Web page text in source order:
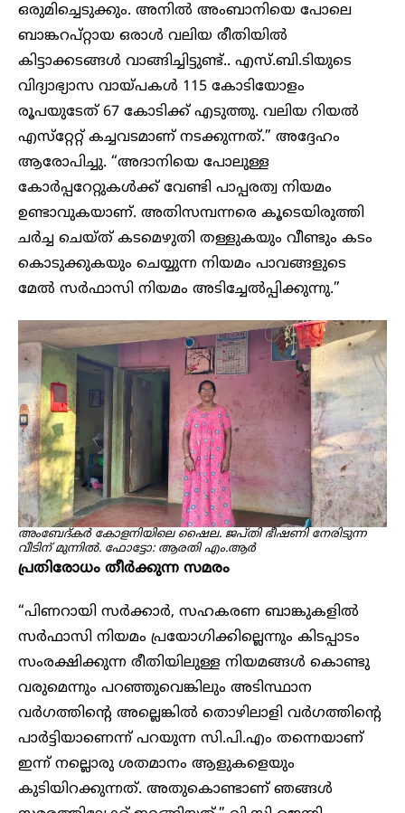
ഒരുമിച്ചെടുക്കും. അനിൽ അംബാനിയെ പോലെ
ബാങ്കറപ്റ്റായ ഒരാൾ വലിയ രീതിയിൽ
കിട്ടാക്കടങ്ങൾ വാങ്ങിച്ചിട്ടുണ്ട്.. എസ്.ബി.ടിയുടെ
വിദ്യാഭ്യാസ വായ്പകൾ 115 കോടിയോളം
രൂപയുടേത് 67 കോടിക്ക് എടുത്തു. വലിയ റിയൽ
എസ്‌റ്റേറ്റ് കച്ചവടമാണ് നടക്കുന്നത്.” അദ്ദേഹം
ആരോപിച്ചു. “അദാനിയെ പോലുള്ള
കോർപ്പറേറ്റുകൾക്ക് വേണ്ടി പാപ്പരത്വ നിയമം
ഉണ്ടാവുകയാണ്. അതിസമ്പന്നരെ കൂടെയിരുത്തി
ചർച്ച ചെയ്ത് കടമെഴുതി തള്ളുകയും വീണ്ടും കടം
കൊടുക്കുകയും ചെയ്യുന്ന നിയമം പാവങ്ങളുടെ
മേൽ സർഫാസി നിയമം അടിച്ചേൽപ്പിക്കുന്നു.”
അംബേദ്കർ കോളനിയിലെ ഷൈല. ജപ്തി ഭീഷണി നേരിടുന്ന
വീടിന്മുന്നിൽ. ഫോട്ടോ: ആരതി എം.ആർ
പ്രതിരോധം തീർക്കുന്ന സമരം
“പിണറായി സർക്കാർ, സഹകരണ ബാങ്കുകളിൽ
സർഫാസി നിയമം പ്രയോഗിക്കില്ലെന്നും കിടപ്പാടം
സംരക്ഷിക്കുന്ന രീതിയിലുള്ള നിയമങ്ങൾ കൊണ്ടു
വരുമെന്നും പറഞ്ഞുവെങ്കിലും അടിസ്ഥാന
വർഗത്തിന്റെ അല്ലെങ്കിൽ തൊഴിലാളി വർഗത്തിന്റെ
പാർട്ടിയാണെന്ന് പറയുന്ന സി.പി.എം തന്നെയാണ്
ഇന്ന് നല്ലൊരു ശതമാനം ആളുകളെയും
കുടിയിറക്കുന്നത്. അതുകൊണ്ടാണ് ഞങ്ങൾ